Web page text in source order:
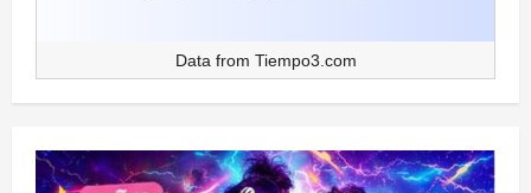
Data from Tiempo3.com